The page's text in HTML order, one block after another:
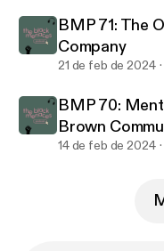
BMP 71: The
Company
21 de feb de 2024
BMP 70:
Brown
14 de feb de 2024